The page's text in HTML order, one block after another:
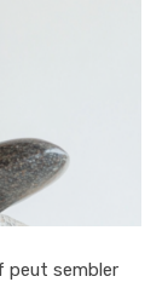
peut sembler